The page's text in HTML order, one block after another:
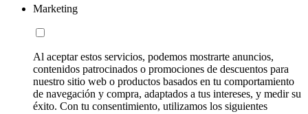
Marketing
Al aceptar estos servicios, podemos mostrarte anuncios,
contenidos patrocinados o promociones de descuentos para
nuestro sitio web o productos basados en tu comportamiento
de navegación y compra, adaptados a tus intereses, y medir su
éxito. Con tu consentimiento, utilizamos los siguientes